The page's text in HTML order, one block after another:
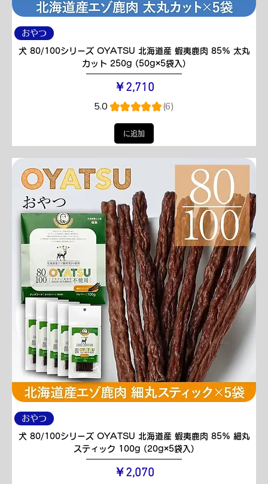
おやつ
犬 80/100シリーズ OYATSU 北海道産 蝦夷鹿肉 85% 太丸
カット 250g (50g×5袋入)
価格
￥2,710
5.0 ★★★★★ 6
6
に追加
おやつ
犬 80/100シリーズ OYATSU 北海道産 蝦夷鹿肉 85% 細丸
スティック 100g (20g×5袋入)
価格
￥2,070